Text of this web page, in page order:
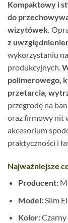
Kompaktowy i
do
wizytówek.
z
wykorzystaniu
produkcyjnych.
polimerowego,
przetarcia,
przegrodę na
oraz firmowy nit
akcesorium
praktyczności i
Najważniejsze
Producent:
Model:Slim
Kolor:Czarny